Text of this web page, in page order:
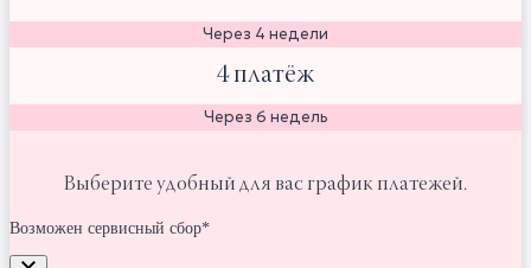
Через 4 недели
4 платёж
Через 6 недель
Выберите удобный для вас график платежей.
Возможен сервисный сбор*